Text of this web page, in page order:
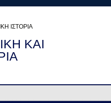
ΙΣΤΟΡΙΑ
ΚΑΙ